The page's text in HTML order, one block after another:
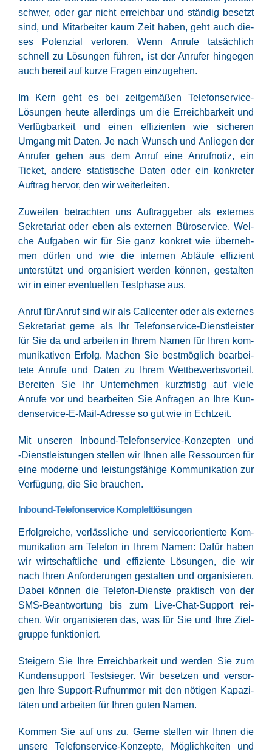
schwer, oder gar nicht erreich­bar und stän­dig besetzt
sind, und Mit­ar­bei­ter kaum Zeit haben, geht auch die­
ses Poten­zi­al ver­lo­ren. Wenn Anru­fe tat­säch­lich
schnell zu Lösun­gen füh­ren, ist der Anru­fer hin­ge­gen
auch bereit auf kur­ze Fra­gen einzugehen.
Im Kern geht es bei zeit­ge­mä­ßen Tele­fon­ser­vice-
Lösun­gen heu­te aller­dings um die Erreich­bar­keit und
Ver­füg­bar­keit und einen effi­zi­en­ten wie siche­ren
Umgang mit Daten. Je nach Wunsch und Anlie­gen der
Anru­fer gehen aus dem Anruf eine Anruf­no­tiz, ein
Ticket, ande­re sta­tis­ti­sche Daten oder ein kon­kre­ter
Auf­trag her­vor, den wir weiterleiten.
Zuwei­len betrach­ten uns Auf­trag­ge­ber als exter­nes
Sekre­ta­ri­at oder eben als exter­nen Büro­ser­vice. Wel­
che Auf­ga­ben wir für Sie ganz kon­kret wie über­neh­
men dür­fen und wie die inter­nen Abläu­fe effi­zi­ent
unter­stützt und orga­ni­siert wer­den kön­nen, gestal­ten
wir in einer even­tu­el­len Test­pha­se aus.
Anruf für Anruf sind wir als Call­cen­ter oder als exter­nes
Sekre­ta­ri­at ger­ne als Ihr Tele­fon­ser­vice-Dienst­leis­ter
für Sie da und arbei­ten in Ihrem Namen für Ihren kom­
mu­ni­ka­ti­ven Erfolg. Machen Sie best­mög­lich bear­bei­
te­te Anru­fe und Daten zu Ihrem Wett­be­werbs­vor­teil.
Berei­ten Sie Ihr Unter­neh­men kurz­fris­tig auf vie­le
Anru­fe vor und bear­bei­ten Sie Anfra­gen an Ihre Kun­
den­ser­vice-E-Mail-Adres­se so gut wie in Echtzeit.
Mit unse­ren Inbound-Tele­fon­ser­vice-Kon­zep­ten und
‑Dienst­leis­tun­gen stel­len wir Ihnen alle Res­sour­cen für
eine moder­ne und leis­tungs­fä­hi­ge Kom­mu­ni­ka­ti­on zur
Ver­fü­gung, die Sie brauchen.
Inbound-Telefonservice Komplettlösungen
Erfolg­rei­che, ver­läss­li­che und ser­vice­ori­en­tier­te Kom­
mu­ni­ka­ti­on am Tele­fon in Ihrem Namen: Dafür haben
wir wirt­schaft­li­che und effi­zi­en­te Lösun­gen, die wir
nach Ihren Anfor­de­run­gen gestal­ten und orga­ni­sie­ren.
Dabei kön­nen die Tele­fon-Diens­te prak­tisch von der
SMS-Beant­wor­tung bis zum Live-Chat-Sup­port rei­
chen. Wir orga­ni­sie­ren das, was für Sie und Ihre Ziel­
grup­pe funktioniert.
Stei­gern Sie Ihre Erreich­bar­keit und wer­den Sie zum
Kun­den­sup­port Test­sie­ger. Wir beset­zen und ver­sor­
gen Ihre Sup­port-Ruf­num­mer mit den nöti­gen Kapa­zi­
tä­ten und arbei­ten für Ihren guten Namen.
Kom­men Sie auf uns zu. Ger­ne stel­len wir Ihnen die
unse­re Tele­fon­ser­vice-Kon­zep­te, Mög­lich­kei­ten und